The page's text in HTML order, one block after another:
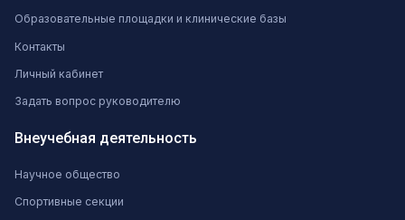
Образовательные площадки и клинические базы
Контакты
Личный кабинет
Задать вопрос руководителю
Внеучебная деятельность
Научное общество
Спортивные секции